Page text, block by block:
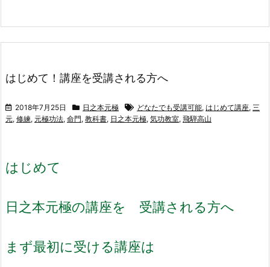
はじめて！講座を受講される方へ
2018年7月25日 日之本元極 どなたでも受講可能, はじめて講座, 三
元, 修練, 元極功法, 命門, 教科書, 日之本元極, 気功教室, 飛騨高山
はじめて
日之本元極の講座を 受講される方へ
まず最初に受ける講座は